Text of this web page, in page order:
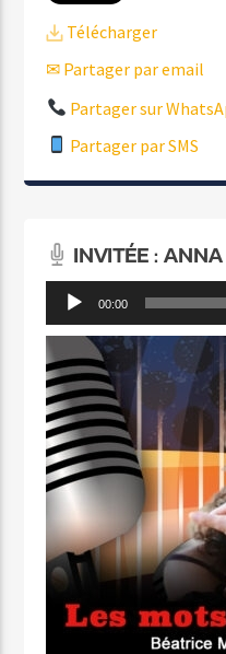
Télécharger
✉ Partager par email
Partager sur
Partager par SMS
INVITÉE :
Lecteur 00:00